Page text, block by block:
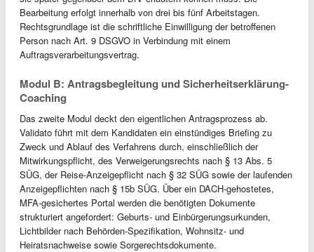
Bearbeitung erfolgt innerhalb von drei bis fünf Arbeitstagen.
Rechtsgrundlage ist die schriftliche Einwilligung der betroffenen
Person nach Art. 9 DSGVO in Verbindung mit einem
Auftragsverarbeitungsvertrag.
Modul B: Antragsbegleitung und Sicherheitserklärung-
Coaching
Das zweite Modul deckt den eigentlichen Antragsprozess ab.
Validato führt mit dem Kandidaten ein einstündiges Briefing zu
Zweck und Ablauf des Verfahrens durch, einschließlich der
Mitwirkungspflicht, des Verweigerungsrechts nach § 13 Abs. 5
SÜG, der Reise-Anzeigepflicht nach § 32 SÜG sowie der laufenden
Anzeigepflichten nach § 15b SÜG. Über ein DACH-gehostetes,
MFA-gesichertes Portal werden die benötigten Dokumente
strukturiert angefordert: Geburts- und Einbürgerungsurkunden,
Lichtbilder nach Behörden-Spezifikation, Wohnsitz- und
Heiratsnachweise sowie Sorgerechtsdokumente.